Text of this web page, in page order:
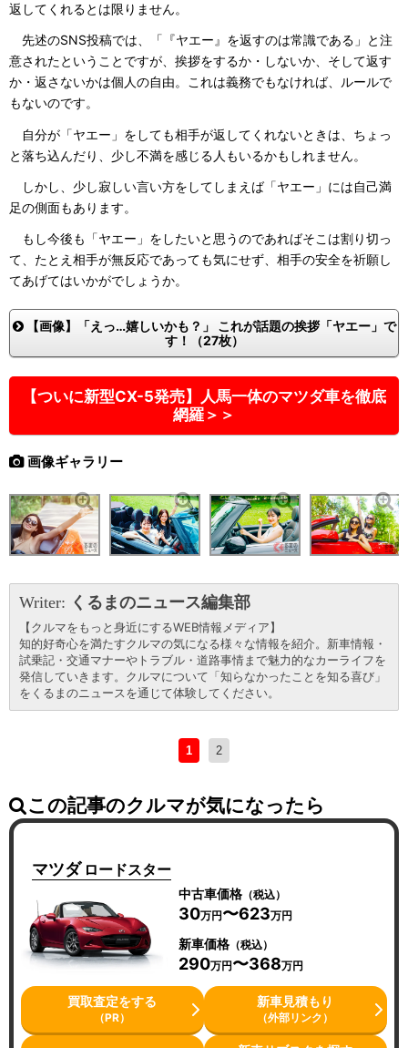
返してくれるとは限りません。
先述のSNS投稿では、「『ヤエー』を返すのは常識である」と注
意されたということですが、挨拶をするか・しないか、そして返す
か・返さないかは個人の自由。これは義務でもなければ、ルールで
もないのです。
自分が「ヤエー」をしても相手が返してくれないときは、ちょっ
と落ち込んだり、少し不満を感じる人もいるかもしれません。
しかし、少し寂しい言い方をしてしまえば「ヤエー」には自己満
足の側面もあります。
もし今後も「ヤエー」をしたいと思うのであればそこは割り切っ
て、たとえ相手が無反応であっても気にせず、相手の安全を祈願し
てあげてはいかがでしょうか。
【画像】「えっ…嬉しいかも？」 これが話題の挨拶「ヤエー」で
す！（27枚）
【ついに新型CX-5発売】人馬一体のマツダ車を徹底
網羅＞＞
画像ギャラリー
Writer: くるまのニュース編集部
【クルマをもっと身近にするWEB情報メディア】
知的好奇心を満たすクルマの気になる様々な情報を紹介。新車情報・
試乗記・交通マナーやトラブル・道路事情まで魅力的なカーライフを
発信していきます。クルマについて「知らなかったことを知る喜び」
をくるまのニュースを通じて体験してください。
1 2
この記事のクルマが気になったら
マツダ ロードスター
中古車価格（税込）
30万円〜623万円
新車価格（税込）
290万円〜368万円
買取査定をする
（PR）
新車見積もり
（外部リンク）